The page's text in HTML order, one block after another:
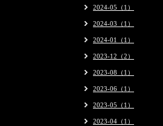
2024-05（1）
2024-03（1）
2024-01（1）
2023-12（2）
2023-08（1）
2023-06（1）
2023-05（1）
2023-04（1）